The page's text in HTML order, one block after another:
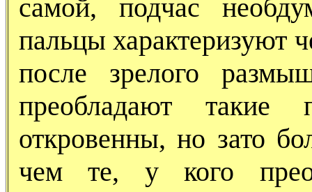
самой, подчас
пальцы характеризуют
после зрелого
преобладают
откровенны, но зато
чем те, у кого